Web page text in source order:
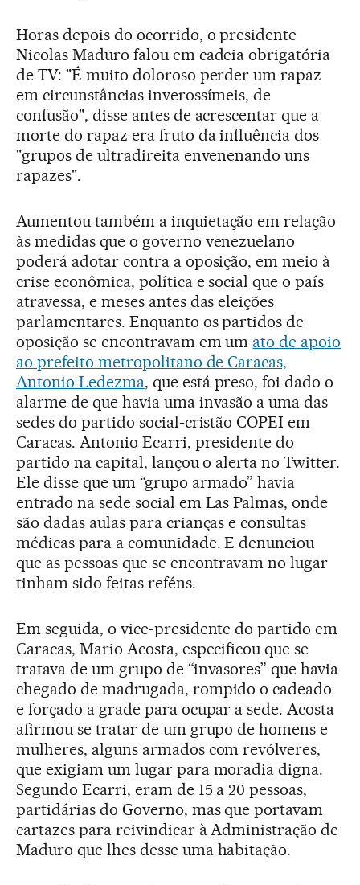
Horas depois do ocorrido, o presidente
Nicolas Maduro falou em cadeia obrigatória
de TV: "É muito doloroso perder um rapaz
em circunstâncias inverossímeis, de
confusão", disse antes de acrescentar que a
morte do rapaz era fruto da influência dos
"grupos de ultradireita envenenando uns
rapazes".
Aumentou também a inquietação em relação
às medidas que o governo venezuelano
poderá adotar contra a oposição, em meio à
crise econômica, política e social que o país
atravessa, e meses antes das eleições
parlamentares. Enquanto os partidos de
oposição se encontravam em um ato de apoio
ao prefeito metropolitano de Caracas,
Antonio Ledezma, que está preso, foi dado o
alarme de que havia uma invasão a uma das
sedes do partido social-cristão COPEI em
Caracas. Antonio Ecarri, presidente do
partido na capital, lançou o alerta no Twitter.
Ele disse que um “grupo armado” havia
entrado na sede social em Las Palmas, onde
são dadas aulas para crianças e consultas
médicas para a comunidade. E denunciou
que as pessoas que se encontravam no lugar
tinham sido feitas reféns.
Em seguida, o vice-presidente do partido em
Caracas, Mario Acosta, especificou que se
tratava de um grupo de “invasores” que havia
chegado de madrugada, rompido o cadeado
e forçado a grade para ocupar a sede. Acosta
afirmou se tratar de um grupo de homens e
mulheres, alguns armados com revólveres,
que exigiam um lugar para moradia digna.
Segundo Ecarri, eram de 15 a 20 pessoas,
partidárias do Governo, mas que portavam
cartazes para reivindicar à Administração de
Maduro que lhes desse uma habitação.